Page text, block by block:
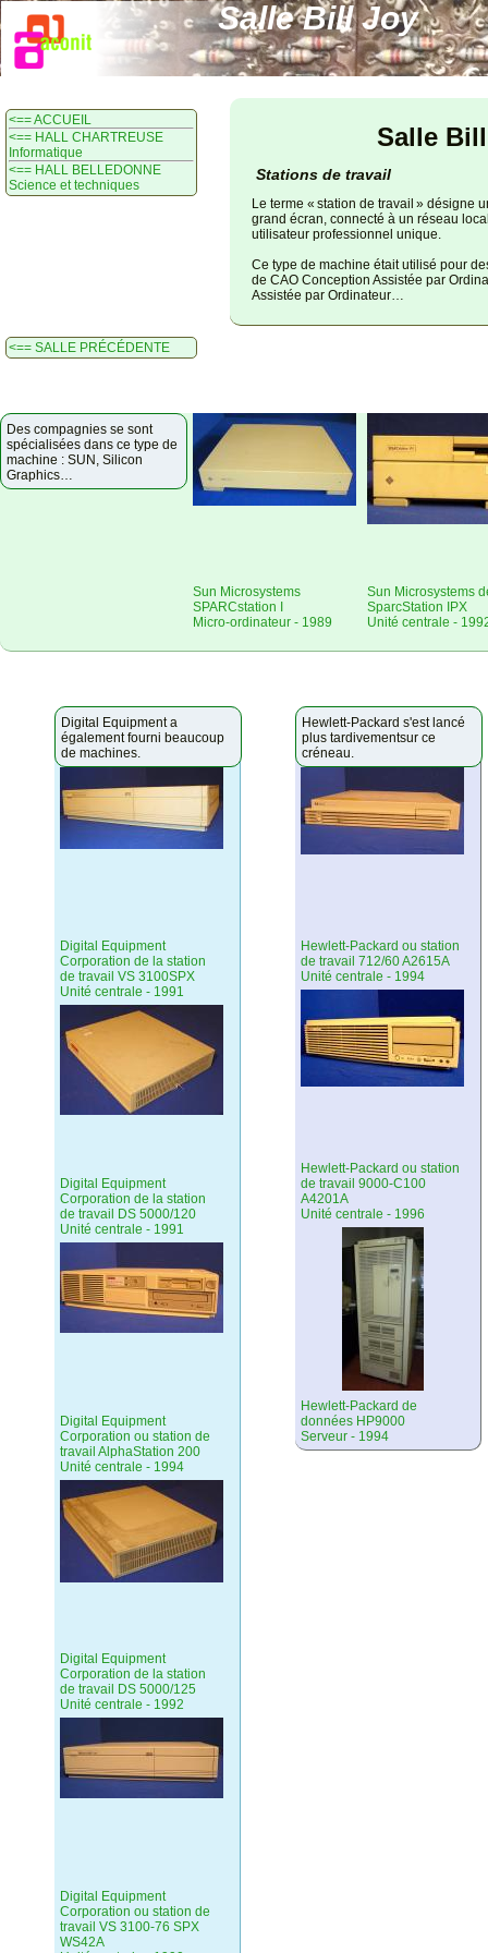
Salle Bill Joy
<== ACCUEIL
<== HALL CHARTREUSE
Informatique
<== HALL BELLEDONNE
Science et techniques
Salle
Stations de travail
Le terme « station de travail » désigne
grand écran, connecté à un réseau
utilisateur professionnel unique.
Ce type de machine était utilisé pour
de CAO Conception Assistée par
Assistée par Ordinateur…
<== SALLE PRÉCÉDENTE
Des compagnies se sont
spécialisées dans ce type de
machine : SUN, Silicon
Graphics…
Sun Microsystems
SPARCstation I
Micro-ordinateur - 1989
Sun Microsystems
SparcStation IPX
Unité centrale -
Digital Equipment a
également fourni beaucoup
de machines.
Digital Equipment
Corporation de la station
de travail VS 3100SPX
Unité centrale - 1991
Digital Equipment
Corporation de la station
de travail DS 5000/120
Unité centrale - 1991
Digital Equipment
Corporation ou station de
travail AlphaStation 200
Unité centrale - 1994
Digital Equipment
Corporation de la station
de travail DS 5000/125
Unité centrale - 1992
Digital Equipment
Corporation ou station de
travail VS 3100-76 SPX
WS42A
Hewlett-Packard s'est lancé
plus tardivementsur ce
créneau.
Hewlett-Packard ou station
de travail 712/60 A2615A
Unité centrale - 1994
Hewlett-Packard ou station
de travail 9000-C100
A4201A
Unité centrale - 1996
Hewlett-Packard de
données HP9000
Serveur - 1994